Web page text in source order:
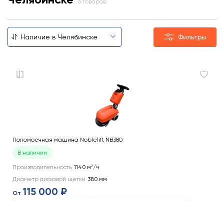
6 товаров
Фильтры
Поломоечная машина Noblelift NB380
В наличии
Производительность 1140 м²/ч
Диаметр дисковой щетки 380 мм
От 115 000 ₽